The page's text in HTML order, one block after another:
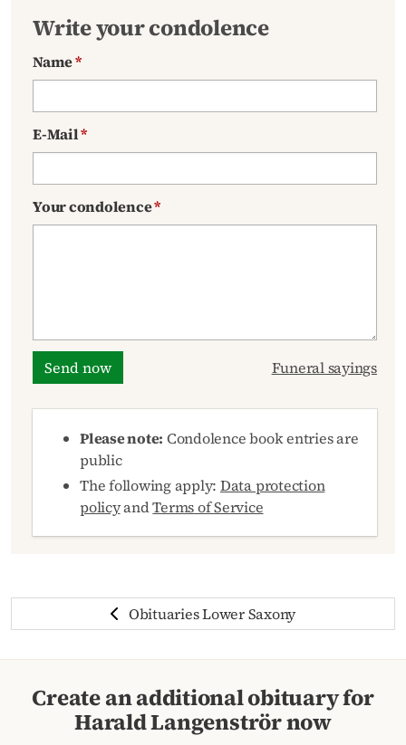
Write your condolence
Name*
E-Mail*
Your condolence*
Send now Funeral sayings
Please note: Condolence book entries are
public
The following apply: Data protection
policyandTerms of Service
Obituaries Lower Saxony
Create an additional obituary for
Harald Langenströr now